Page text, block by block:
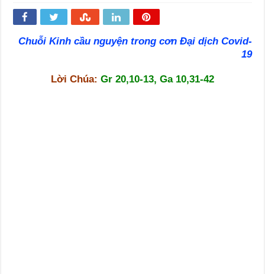
Chuỗi Kinh cầu nguyện trong cơn Đại dịch Covid-
19
Lời Chúa: Gr 20,10-13, Ga 10,31-42